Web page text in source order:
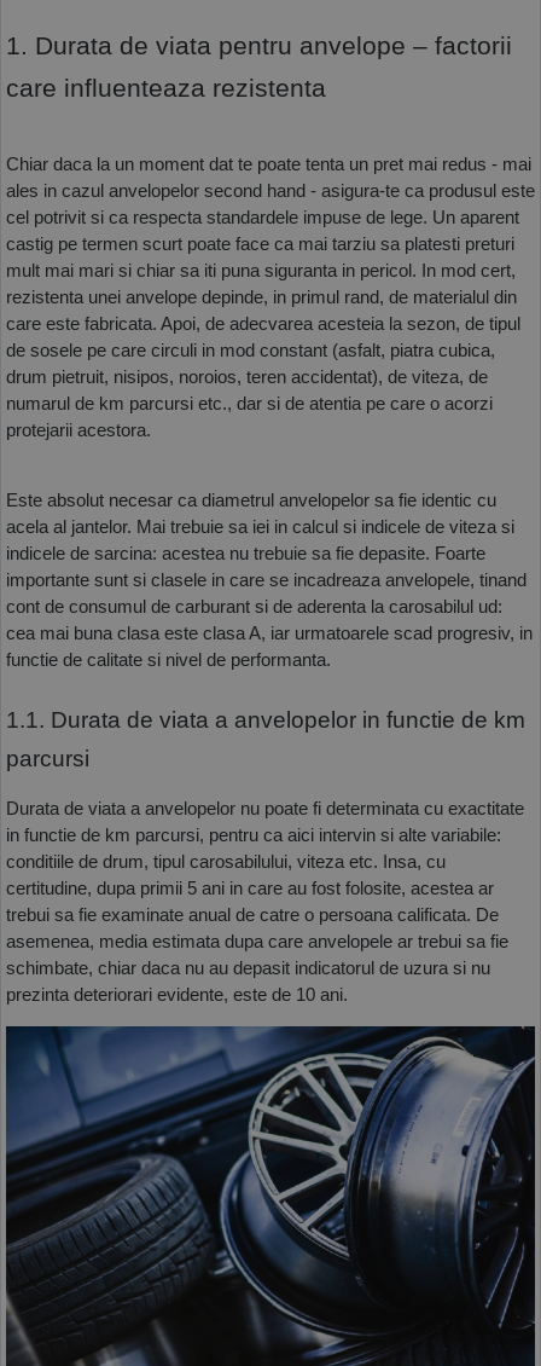
1. Durata de viata pentru anvelope – factorii
care influenteaza rezistenta
Chiar daca la un moment dat te poate tenta un pret mai redus - mai
ales in cazul anvelopelor second hand - asigura-te ca produsul este
cel potrivit si ca respecta standardele impuse de lege. Un aparent
castig pe termen scurt poate face ca mai tarziu sa platesti preturi
mult mai mari si chiar sa iti puna siguranta in pericol. In mod cert,
rezistenta unei anvelope depinde, in primul rand, de materialul din
care este fabricata. Apoi, de adecvarea acesteia la sezon, de tipul
de sosele pe care circuli in mod constant (asfalt, piatra cubica,
drum pietruit, nisipos, noroios, teren accidentat), de viteza, de
numarul de km parcursi etc., dar si de atentia pe care o acorzi
protejarii acestora.
Este absolut necesar ca diametrul anvelopelor sa fie identic cu
acela al jantelor. Mai trebuie sa iei in calcul si indicele de viteza si
indicele de sarcina: acestea nu trebuie sa fie depasite. Foarte
importante sunt si clasele in care se incadreaza anvelopele, tinand
cont de consumul de carburant si de aderenta la carosabilul ud:
cea mai buna clasa este clasa A, iar urmatoarele scad progresiv, in
functie de calitate si nivel de performanta.
1.1. Durata de viata a anvelopelor in functie de km
parcursi
Durata de viata a anvelopelor nu poate fi determinata cu exactitate
in functie de km parcursi, pentru ca aici intervin si alte variabile:
conditiile de drum, tipul carosabilului, viteza etc. Insa, cu
certitudine, dupa primii 5 ani in care au fost folosite, acestea ar
trebui sa fie examinate anual de catre o persoana calificata. De
asemenea, media estimata dupa care anvelopele ar trebui sa fie
schimbate, chiar daca nu au depasit indicatorul de uzura si nu
prezinta deteriorari evidente, este de 10 ani.